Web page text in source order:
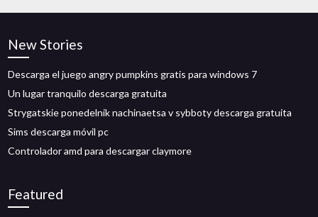
New Stories
Descarga el juego angry pumpkins gratis para windows 7
Un lugar tranquilo descarga gratuita
Strygatskie ponedelnik nachinaetsa v sybboty descarga gratuita
Sims descarga móvil pc
Controlador amd para descargar claymore
Featured